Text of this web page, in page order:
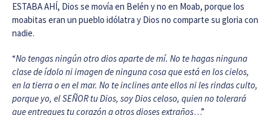
ESTABA AHÍ, Dios se movía en Belén y no en Moab, porque los
moabitas eran un pueblo idólatra y Dios no comparte su gloria con
nadie.
“No tengas ningún otro dios aparte de mí. No te hagas ninguna
clase de ídolo ni imagen de ninguna cosa que está en los cielos,
en la tierra o en el mar. No te inclines ante ellos ni les rindas culto,
porque yo, el SEÑOR tu Dios, soy Dios celoso, quien no tolerará
que entregues tu corazón a otros dioses extraños…”